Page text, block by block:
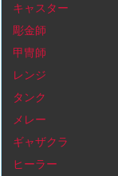
キャスター
彫金師
甲冑師
レンジ
タンク
メレー
ギャザクラ
ヒーラー